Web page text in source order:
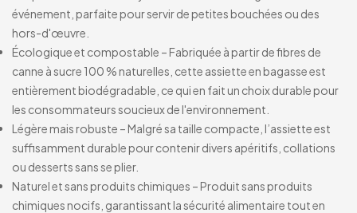
événement, parfaite pour servir de petites bouchées ou des
hors-d'œuvre.
Écologique et compostable – Fabriquée à partir de fibres de
canne à sucre 100 % naturelles, cette assiette en bagasse est
entièrement biodégradable, ce qui en fait un choix durable pour
les consommateurs soucieux de l'environnement.
Légère mais robuste – Malgré sa taille compacte, l’assiette est
suffisamment durable pour contenir divers apéritifs, collations
ou desserts sans se plier.
Naturel et sans produits chimiques – Produit sans produits
chimiques nocifs, garantissant la sécurité alimentaire tout en